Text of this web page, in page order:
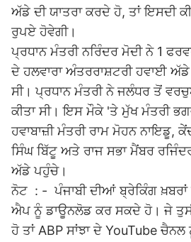
ਅੱਡੇ ਦੀ ਯਾਤਰਾ ਕਰਦੇ ਹੋ, ਤਾਂ ਇਸਦੀ
ਰੁਪਏ ਹੋਵੇਗੀ।
ਪ੍ਰਧਾਨ ਮੰਤਰੀ ਨਰਿੰਦਰ ਮੋਦੀ ਨੇ 1
ਦੇ ਹਲਵਾਰਾ ਅੰਤਰਰਾਸ਼ਟਰੀ ਹਵਾਈ ਅੱਡੇ
ਸੀ। ਪ੍ਰਧਾਨ ਮੰਤਰੀ ਨੇ ਜਲੰਧਰ ਤੋਂ
ਕੀਤਾ ਸੀ। ਇਸ ਮੌਕੇ 'ਤੇ ਮੁੱਖ ਮੰਤਰੀ
ਹਵਾਬਾਜ਼ੀ ਮੰਤਰੀ ਰਾਮ ਮੋਹਨ ਨਾਇਡੂ,
ਸਿੰਘ ਬਿੱਟੂ ਅਤੇ ਰਾਜ ਸਭਾ ਮੈਂਬਰ
ਅੱਡੇ ਪਹੁੰਚੇ।
ਨੋਟ : - ਪੰਜਾਬੀ ਦੀਆਂ ਬ੍ਰੇਕਿੰਗ
ਐਪ ਨੂੰ ਡਾਊਨਲੋਡ ਕਰ ਸਕਦੇ ਹੋ। ਜੇ
ਹੋ ਤਾਂ ABP ਸਾਂਝਾ ਦੇ YouTube